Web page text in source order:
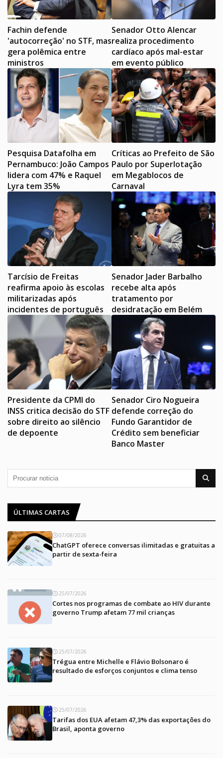
Fachin defende
'autocorreção' no STF, mas
gera polêmica entre
ministros
Senador Otto Alencar
realiza procedimento
cardíaco após mal-estar
em evento público
Pesquisa Datafolha em
Pernambuco: João Campos
lidera com 47% e Raquel
Lyra tem 35%
Críticas ao Prefeito de São
Paulo por Superlotação
em Megablocos de
Carnaval
Tarcísio de Freitas
reafirma apoio às escolas
militarizadas após
incidentes de português
Senador Jader Barbalho
recebe alta após
tratamento por
desidratação em Belém
Presidente da CPMI do
INSS critica decisão do STF
sobre direito ao silêncio
de depoente
Senador Ciro Nogueira
defende correção do
Fundo Garantidor de
Crédito sem beneficiar
Banco Master
ÚLTIMAS CARTAS
07/08/2026
ChatGPT oferece conversas ilimitadas e gratuitas a
partir de sexta-feira
25/07/2026
Cortes nos programas de combate ao HIV durante
governo Trump afetam 77 mil crianças
25/07/2026
Trégua entre Michelle e Flávio Bolsonaro é
resultado de esforços conjuntos e clima tenso
25/07/2026
Tarifas dos EUA afetam 47,3% das exportações do
Brasil, aponta governo